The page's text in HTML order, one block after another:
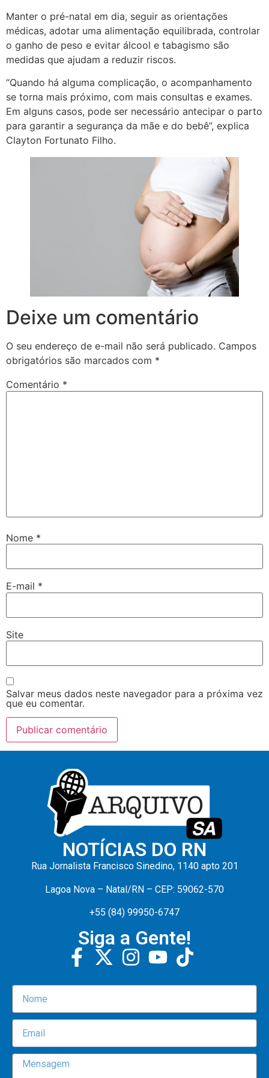
Manter o pré-natal em dia, seguir as orientações
médicas, adotar uma alimentação equilibrada, controlar
o ganho de peso e evitar álcool e tabagismo são
medidas que ajudam a reduzir riscos.
“Quando há alguma complicação, o acompanhamento
se torna mais próximo, com mais consultas e exames.
Em alguns casos, pode ser necessário antecipar o parto
para garantir a segurança da mãe e do bebê”, explica
Clayton Fortunato Filho.
Deixe um comentário
O seu endereço de e-mail não será publicado. Campos
obrigatórios são marcados com *
Comentário *
Nome *
E-mail *
Site
Salvar meus dados neste navegador para a próxima vez
que eu comentar.
NOTÍCIAS DO RN
Rua Jornalista Francisco Sinedino, 1140 apto 201
Lagoa Nova – Natal/RN – CEP: 59062-570
+55 (84) 99950-6747
Siga a Gente!